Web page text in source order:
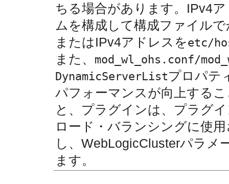
ちる場合があります。IPv4
ムを構成して構成ファイル
またはIPv4アドレスをetc/
また、 mod_wl_ohs.conf/
DynamicServerListプロパテ
パフォーマンスが向上する
と、プラグインは、プラグ
ロード・バランシングに使
し、WebLogicClusterパラメ
ます。